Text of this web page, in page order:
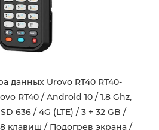
данных Urovo RT40 RT40-
RT40 / Android 10 / 1.8 Ghz,
636 / 4G (LTE) / 3 + 32 GB /
клавиш / Подогрев экрана /